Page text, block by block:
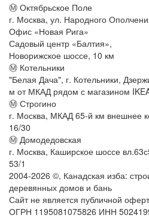
Ⓜ Октябрьское Поле
г. Москва, ул. Народного
Офис «Новая Рига»
Садовый центр «Балтия»,
Новорижское шоссе, 10 км
Ⓜ Котельники
"Белая Дача", г. Котельники,
м от МКАД рядом с магазином
Ⓜ Строгино
г. Москва, МКАД 65-й км внешнее
16/30
Ⓜ Домодедовская
г. Москва, Каширское шоссе
53/1
2004-2026 ©, Канадская изба:
деревянных домов и бань
Сайт не является публичной
ОГРН 1195081075826 ИНН